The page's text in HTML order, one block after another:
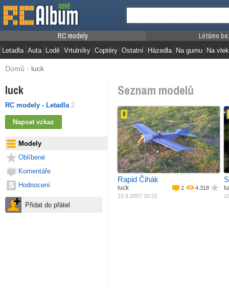
RC modely
Letadla Auta Lodě Vrtulníky Coptéry Ostatní
Létáme
Házedla Na gumu Na vlek
Domů › luck
luck
RC modely - Letadla 2
Modely
Oblíbené
Komentáře
Hodnocení
Seznam modelů
Materiál
Balza + potah
Pohon
Elektro motor
Váha
375 g
8
Rapid Čihák
2 4.318
luck
19.9.2007 20:31